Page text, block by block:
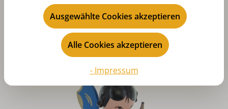
Produktgalerie überspringen
Das könnte Ihnen auch gefallen
Ausgewählte Cookies akzeptieren
Alle Cookies akzeptieren
- Impressum